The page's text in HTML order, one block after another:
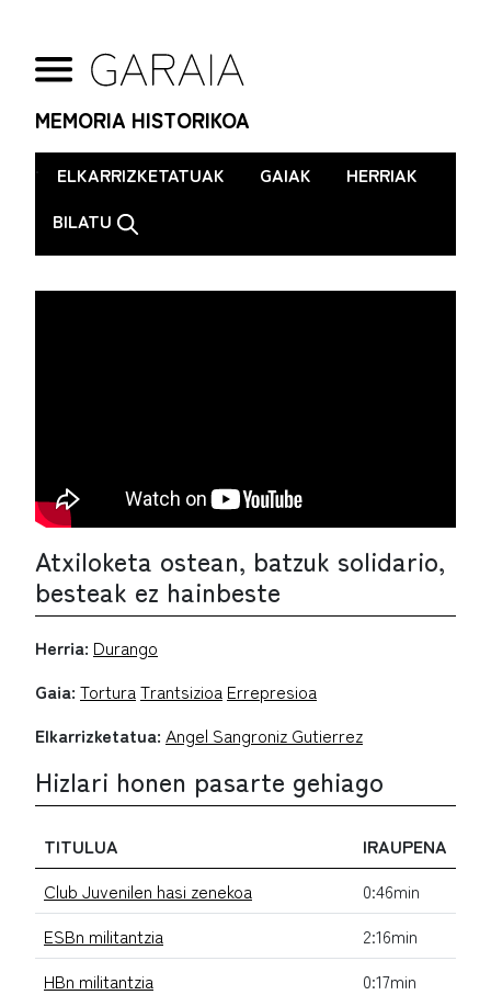
MEMORIA HISTORIKOA
. ELKARRIZKETATUAK GAIAK
HERRIAK
BILATU
Atxiloketa ostean, batzuk solidario,
besteak ez hainbeste
Herria: Durango
Gaia: Tortura Trantsizioa Errepresioa
Elkarrizketatua: Angel Sangroniz Gutierrez
Hizlari honen pasarte gehiago
TITULUA
IRAUPENA
Club Juvenilen hasi zenekoa
0:46min
ESBn militantzia
2:16min
HBn militantzia
0:17min